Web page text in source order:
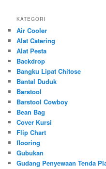
KATEGORI
Air Cooler
Alat Catering
Alat Pesta
Backdrop
Bangku Lipat Chitose
Bantal Duduk
Barstool
Barstool Cowboy
Bean Bag
Cover Kursi
Flip Chart
flooring
Gubukan
Gudang Penyewaan Tenda